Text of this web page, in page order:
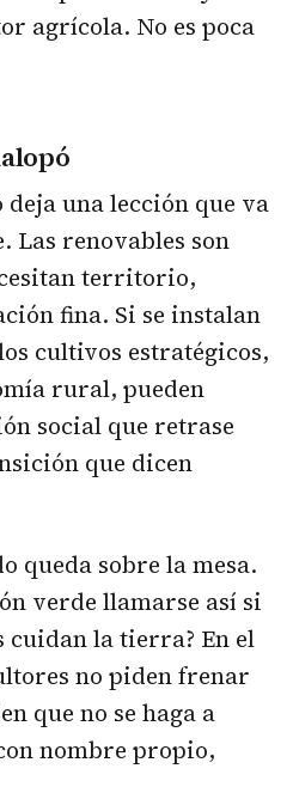
agrícola. No es poca
deja una lección que va
Las renovables son
territorio,
fina. Si se instalan
cultivos estratégicos,
rural, pueden
social que retrase
que dicen
queda sobre la mesa.
verde llamarse así si
cuidan la tierra? En el
no piden frenar
que no se haga a
nombre propio,